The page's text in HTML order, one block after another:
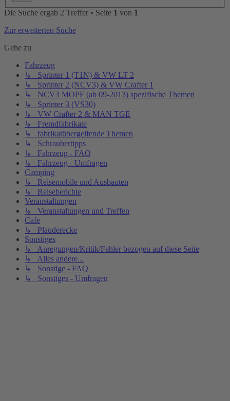
Die Suche ergab 2 Treffer • Seite 1 von 1
Zur erweiterten Suche
Gehe zu
Fahrzeug
↳ Sprinter 1 (T1N) & VW LT 2
↳ Sprinter 2 (NCV3) & VW Crafter 1
↳ NCV3 MOPF (ab 09-2013) spezifische Themen
↳ Sprinter 3 (VS30)
↳ VW Crafter 2 & MAN TGE
↳ Fremdfabrikate
↳ fabrikatübergeifende Themen
↳ Schraubertipps
↳ Fahrzeug - FAQ
↳ Fahrzeug - Umfragen
Camping
↳ Reisemobile und Ausbauten
↳ Reiseberichte
Veranstaltungen
↳ Veranstaltungen und Treffen
Cafe
↳ Plauderecke
Sonstiges
↳ Anregungen/Kritik/Fehler bezogen auf diese Seite
↳ Alles andere...
↳ Sonstige - FAQ
↳ Sonstiges - Umfragen